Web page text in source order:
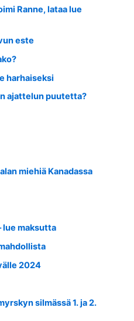
Ranne, lataa lue
este
harhaiseksi
ajattelun puutetta?
miehiä Kanadassa
lue maksutta
2024
silmässä 1. ja 2.